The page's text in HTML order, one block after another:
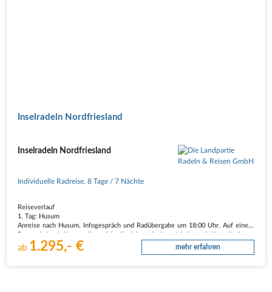
Inselradeln Nordfriesland
Inselradeln Nordfriesland
Individuelle Radreise,8 Tage / 7 Nächte
Reiseverlauf
1. Tag: Husum
Anreise nach Husum. Infogespräch und Radüber­gabe um 18:00 Uhr. Auf einem
Kaufmannshäuser im Stil der Renaissance, der Gotik und des Klassizismus. Sie
erinnern an die alte Handelstradition der…
ab 1.295,- € mehr erfahren